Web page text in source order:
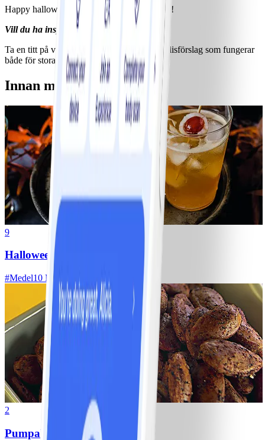
Happy halloween, alla små och stora spöken!
Vill du ha inspiration till middagen?
Ta en titt på vår läskigt läckra meny och mellisförslag som fungerar
både för stora och små.
Innan middagen
9
Halloweencocktail
#Medel10 MIN
2
Pumpakärnor med chilismak